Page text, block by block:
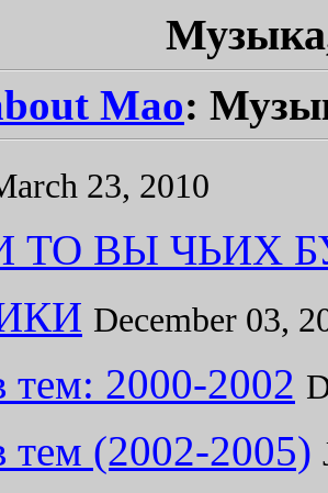
Mao:
23, 2010
ТО ВЫ ЧЬИХ
December 03,
тем: 2000-2002
тем (2002-2005)